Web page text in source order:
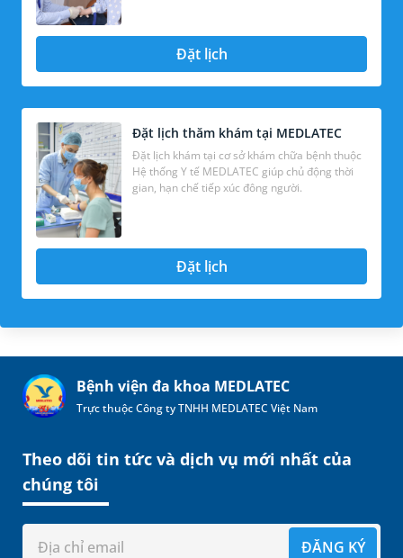
Đặt lịch
Đặt lịch thăm khám tại MEDLATEC
Đặt lịch khám tại cơ sở khám chữa bệnh thuộc
Hệ thống Y tế MEDLATEC giúp chủ động thời
gian, hạn chế tiếp xúc đông người.
Đặt lịch
Bệnh viện đa khoa MEDLATEC
Trực thuộc Công ty TNHH MEDLATEC Việt Nam
Theo dõi tin tức và dịch vụ mới nhất của
chúng tôi
ĐĂNG KÝ